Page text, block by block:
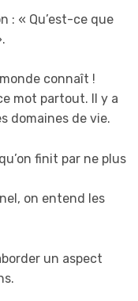
: « Qu’est-ce que
connaît !
mot partout. Il y a
domaines de vie.
finit par ne plus
on entend les
un aspect